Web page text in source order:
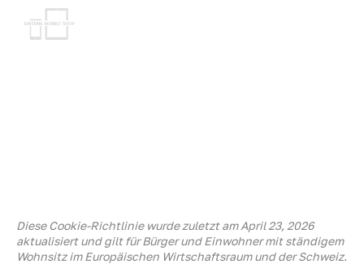
Diese Cookie-Richtlinie wurde zuletzt am April 23, 2026
aktualisiert und gilt für Bürger und Einwohner mit ständigem
Wohnsitz im Europäischen Wirtschaftsraum und der Schweiz.